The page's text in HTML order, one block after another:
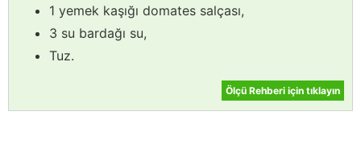
1 yemek kaşığı domates salçası,
3 su bardağı su,
Tuz.
Ölçü Rehberi için tıklayın